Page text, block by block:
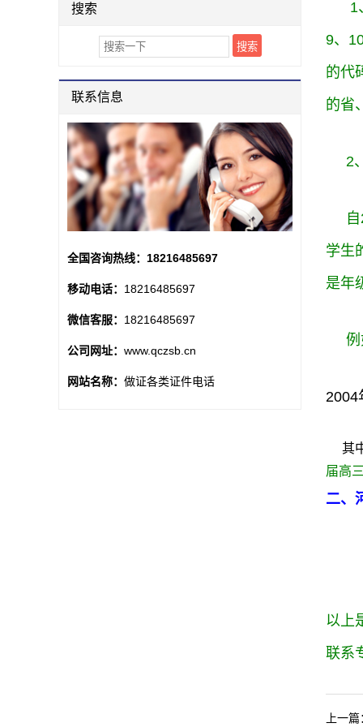
1、
9、
的代
的省
2、
自
学生
是年
2004
其
届高
二、
以上
联系
上一
搜索
联系信息
全国咨询热线： 18216485697
移动电话： 18216485697
微信客服： 18216485697
公司网址： www.qczsb.cn
网站名称： 做证各类证件电话